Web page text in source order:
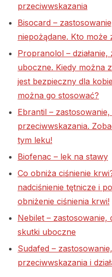
przeciwwskazania
Bisocard –
niepożądane. Kto może
Propranolol –
uboczne. Kiedy można
jest bezpieczny dla
można go stosować?
Ebrantil –
przeciwwskazania.
tym leku!
Biofenac – lek na stawy
Co obniża ciśnienie
nadciśnienie tętnicze i
obniżenie ciśnienia krwi!
Nebilet – zastosowanie,
skutki uboczne
Sudafed –
przeciwwskazania i